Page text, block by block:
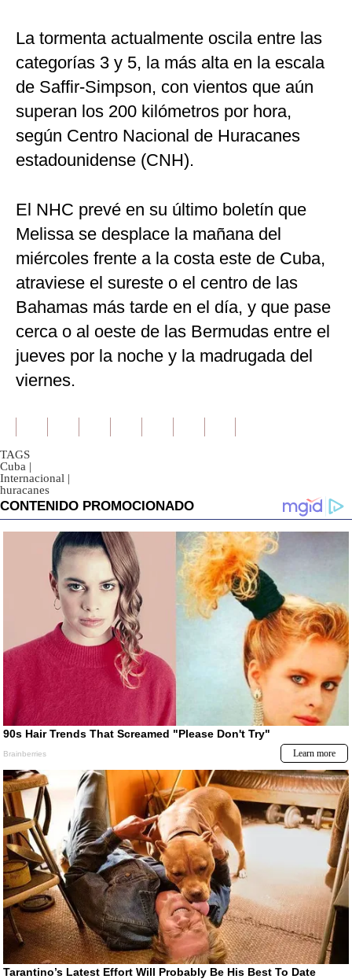
La tormenta actualmente oscila entre las
categorías 3 y 5, la más alta en la escala
de Saffir-Simpson, con vientos que aún
superan los 200 kilómetros por hora,
según Centro Nacional de Huracanes
estadounidense (CNH).
El NHC prevé en su último boletín que
Melissa se desplace la mañana del
miércoles frente a la costa este de Cuba,
atraviese el sureste o el centro de las
Bahamas más tarde en el día, y que pase
cerca o al oeste de las Bermudas entre el
jueves por la noche y la madrugada del
viernes.
TAGS
Cuba |
Internacional |
huracanes